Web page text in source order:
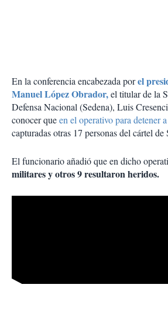
En la conferencia encabezada porel
Manuel López Obrador,el titular de la
Defensa Nacional (Sedena), Luis
conocer queen el operativo para detener
capturadas otras 17 personas del cártel de
El funcionario añadió que en dicho
militares y otros 9 resultaron heridos.